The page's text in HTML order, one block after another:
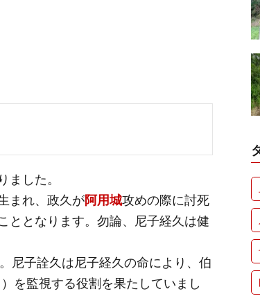
ました。
まれ、政久が阿用城攻めの際に討死
ととなります。勿論、尼子経久は健
尼子詮久は尼子経久の命により、伯
を監視する役割を果たしていまし